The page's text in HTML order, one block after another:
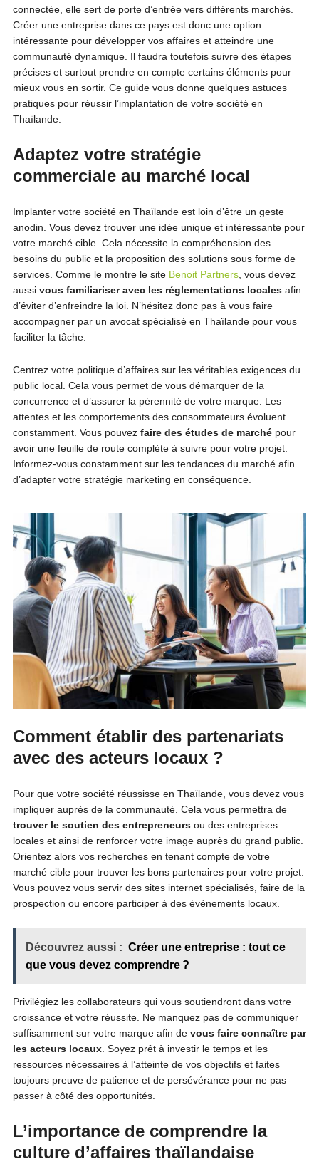
connectée, elle sert de porte d’entrée vers différents marchés.
Créer une entreprise dans ce pays est donc une option
intéressante pour développer vos affaires et atteindre une
communauté dynamique. Il faudra toutefois suivre des étapes
précises et surtout prendre en compte certains éléments pour
mieux vous en sortir. Ce guide vous donne quelques astuces
pratiques pour réussir l’implantation de votre société en
Thaïlande.
Adaptez votre stratégie
commerciale au marché local
Implanter votre société en Thaïlande est loin d’être un geste
anodin. Vous devez trouver une idée unique et intéressante pour
votre marché cible. Cela nécessite la compréhension des
besoins du public et la proposition des solutions sous forme de
services. Comme le montre le site Benoit Partners, vous devez
aussi vous familiariser avec les réglementations localesafin
d’éviter d’enfreindre la loi. N’hésitez donc pas à vous faire
accompagner par un avocat spécialisé en Thaïlande pour vous
faciliter la tâche.
Centrez votre politique d’affaires sur les véritables exigences du
public local. Cela vous permet de vous démarquer de la
concurrence et d’assurer la pérennité de votre marque. Les
attentes et les comportements des consommateurs évoluent
constamment. Vous pouvezfaire des études de marchépour
avoir une feuille de route complète à suivre pour votre projet.
Informez-vous constamment sur les tendances du marché afin
d’adapter votre stratégie marketing en conséquence.
Comment établir des partenariats
avec des acteurs locaux ?
Pour que votre société réussisse en Thaïlande, vous devez vous
impliquer auprès de la communauté. Cela vous permettra de
trouver le soutien des entrepreneursou des entreprises
locales et ainsi de renforcer votre image auprès du grand public.
Orientez alors vos recherches en tenant compte de votre
marché cible pour trouver les bons partenaires pour votre projet.
Vous pouvez vous servir des sites internet spécialisés, faire de la
prospection ou encore participer à des évènements locaux.
Découvrez aussi : Créer une entreprise : tout ce
que vous devez comprendre ?
Privilégiez les collaborateurs qui vous soutiendront dans votre
croissance et votre réussite. Ne manquez pas de communiquer
suffisamment sur votre marque afin de vous faire connaître par
les acteurs locaux. Soyez prêt à investir le temps et les
ressources nécessaires à l’atteinte de vos objectifs et faites
toujours preuve de patience et de persévérance pour ne pas
passer à côté des opportunités.
L’importance de comprendre la
culture d’affaires thaïlandaise